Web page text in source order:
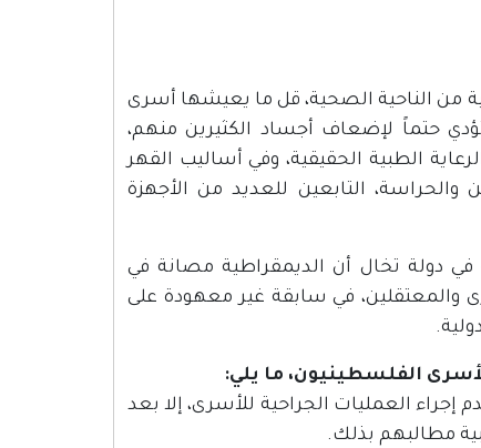
من الناحية الصحية، قل ما يعيشها أسرى
حتماً لإضعاف أجساد الكثيرين منهم،
الطبية الحقيقية، وفي أساليب القهر
والحراسة، التابعين للعديد من الأجهزة
في دولة تخال أن الديمقراطية مصانة في
والمعتقلين، في سابقة غير معهودة على
الفلسطينيون، ما يلي:
إجراء العمليات الجراحية للأسرى، إلا بعد
مطالبهم بذلك.